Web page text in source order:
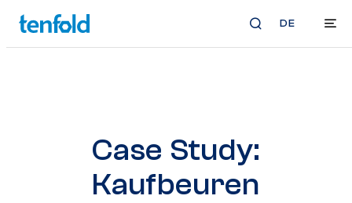
DE
Case Study:
Kaufbeuren